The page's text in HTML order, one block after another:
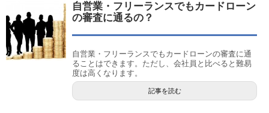
自営業・フリーランスでもカードローン
の審査に通るの？
自営業・フリーランスでもカードローンの審査に通
ることはできます。ただし、会社員と比べると難易
度は高くなります。
記事を読む